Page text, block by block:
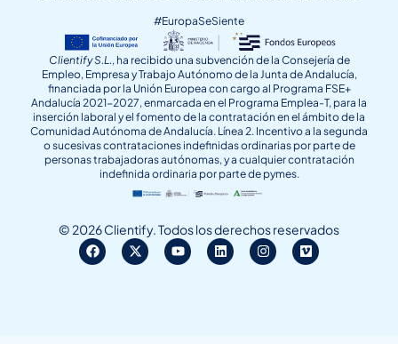
#EuropaSeSiente
Clientify S.L., ha recibido una subvención de la Consejería de
Empleo, Empresa y Trabajo Autónomo de la Junta de Andalucía,
financiada por la Unión Europea con cargo al Programa FSE+
Andalucía 2021-2027, enmarcada en el Programa Emplea-T, para la
inserción laboral y el fomento de la contratación en el ámbito de la
Comunidad Autónoma de Andalucía. Línea 2. Incentivo a la segunda
o sucesivas contrataciones indefinidas ordinarias por parte de
personas trabajadoras autónomas, y a cualquier contratación
indefinida ordinaria por parte de pymes.
© 2026 Clientify. Todos los derechos reservados